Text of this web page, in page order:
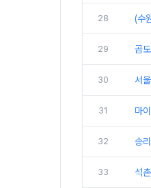
28 (수
29 곱
30 서
31 마
32 송
33 석